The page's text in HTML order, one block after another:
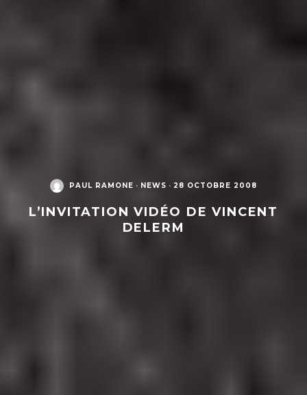
PAUL RAMONE · NEWS · 28 OCTOBRE 2008
L’INVITATION VIDÉO DE VINCENT
DELERM